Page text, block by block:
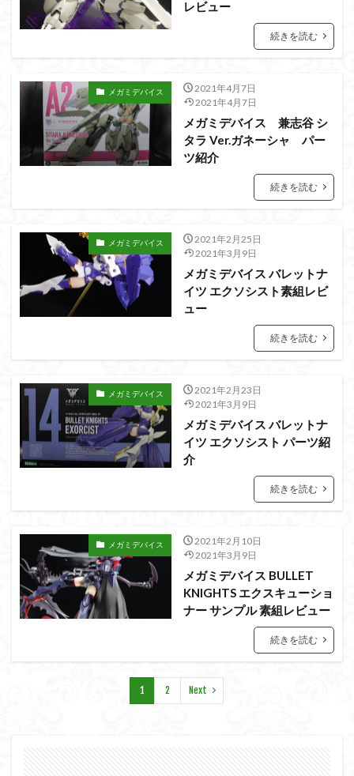
レビュー
続きを読む
メガミデバイス
2021年4月7日
2021年4月7日
メガミデバイス 兼志谷 シ
タラ Ver.ガネーシャ パー
ツ紹介
続きを読む
メガミデバイス
2021年2月25日
2021年3月9日
メガミデバイス バレットナ
イツ エクソシスト素組レビ
ュー
続きを読む
メガミデバイス
2021年2月23日
2021年3月9日
メガミデバイス バレットナ
イツ エクソシスト パーツ紹
介
続きを読む
メガミデバイス
2021年2月10日
2021年3月9日
メガミデバイス BULLET
KNIGHTS エクスキューショ
ナー サンプル 素組レビュー
続きを読む
1 2 Next
パトレイバー
パーツ紹介
ビルドメタバース
ファフナー
フィギュア
フィギュアライズ・ラボ
フレームアームズ・ガール
フレームミュージック・ガール
ブレンパワード
プラノサウルス
プラフィア
プラモ
ホビーショップくらくら
マクロスΔ
マクロスデルタ
マクロスプラス
マクロス７
マジンガーZ
ムーミンハウス
メガミデバイス
メッキ風塗装
モデロイド
モルカー
ヤマト
ランナー紹介
レビュー ワタル
ワンピース
ヱヴァンゲリヲン
一番くじ
三国創傑伝
仮面ライダー
仮面ライダーアギト
仮面ライダードライブ
仮面ライダーブレイド
侵略ロボ
倉持ｷｮｰﾘｭｰ 元祖SD
平成ザクジム合戦くらくらR
平成ザクジム合戦くらくらR3
平成ザクジム合戦くらくらR4
平成ザクジム合戦くらくらR6
簡単フィニッシュ